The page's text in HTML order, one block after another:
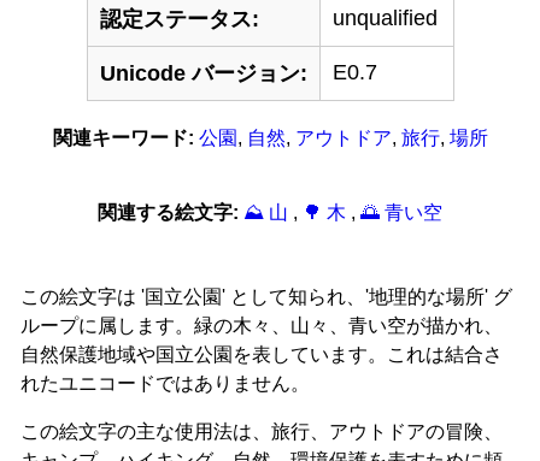
認定ステータス: unqualified
Unicode バージョン: E0.7
関連キーワード: 公園 , 自然, アウトドア, 旅行, 場所
関連する絵文字: ⛰ 山 , 🌳 木 , 🌅 青い空
この絵文字は '国立公園' として知られ、'地理的な場所' グ
ループに属します。緑の木々、山々、青い空が描かれ、
自然保護地域や国立公園を表しています。これは結合さ
れたユニコードではありません。
この絵文字の主な使用法は、旅行、アウトドアの冒険、